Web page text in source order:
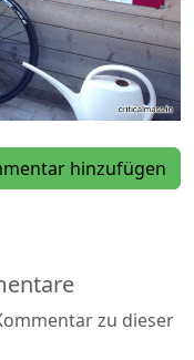
hinzufügen
zu dieser